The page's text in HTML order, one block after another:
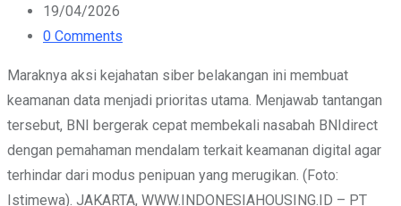
19/04/2026
0 Comments
Maraknya aksi kejahatan siber belakangan ini membuat
keamanan data menjadi prioritas utama. Menjawab tantangan
tersebut, BNI bergerak cepat membekali nasabah BNIdirect
dengan pemahaman mendalam terkait keamanan digital agar
terhindar dari modus penipuan yang merugikan. (Foto:
Istimewa). JAKARTA, WWW.INDONESIAHOUSING.ID – PT